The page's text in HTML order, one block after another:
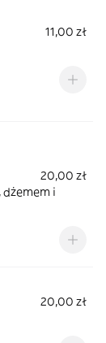
11,00 zł
20,00 zł
dżemem i
20,00 zł